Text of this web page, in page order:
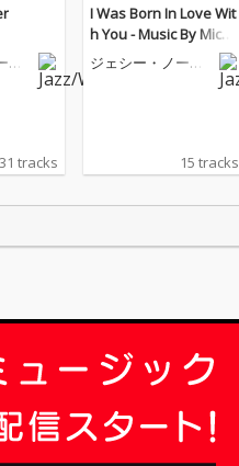
マ
31 tracks
I Was Born In Love Wit
h You - Music By Miche
l Legrand
ジェシー・ノーマ
15 tracks